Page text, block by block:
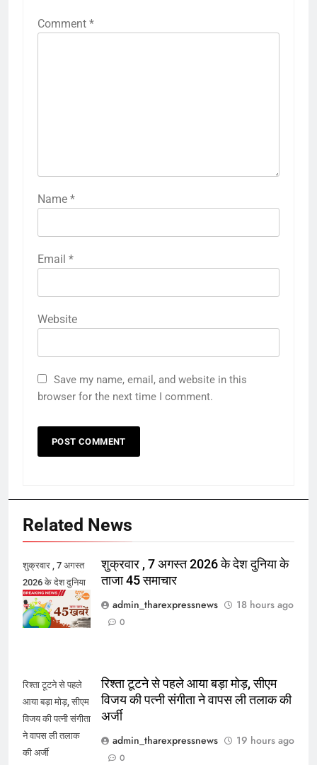
Comment *
Name *
Email *
Website
Save my name, email, and website in this
browser for the next time I comment.
Related News
शुक्रवार , 7 अगस्त
2026 के देश दुनिया
के ताजा 45 समाचार
शुक्रवार , 7 अगस्त 2026 के देश दुनिया के
ताजा 45 समाचार
admin_tharexpressnews
18 hours ago
0
रिश्ता टूटने से पहले
आया बड़ा मोड़, सीएम
विजय की पत्नी संगीता
ने वापस ली तलाक
की अर्जी
रिश्ता टूटने से पहले आया बड़ा मोड़, सीएम
विजय की पत्नी संगीता ने वापस ली तलाक की
अर्जी
admin_tharexpressnews
19 hours ago
0